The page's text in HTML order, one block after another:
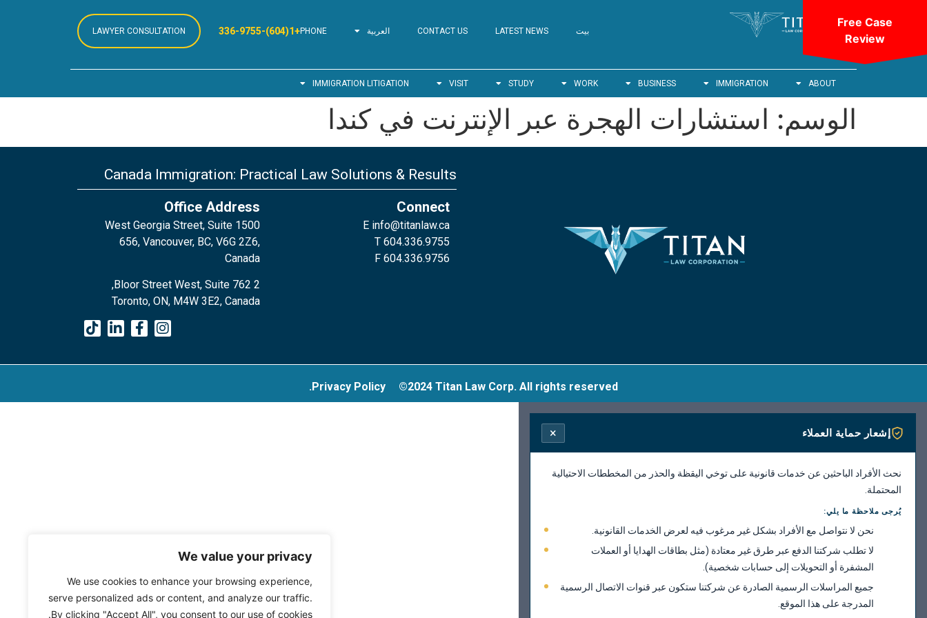
We value your privacy
We use cookies to enhance your browsing experience,
serve personalized ads or content, and analyze our traffic.
By clicking "Accept All", you consent to our use of cookies.
بيت LATEST NEWS
CONTACT US العربية PHONE
+1(604)-336-9755
LAWYER CONSULTATION
ABOUT
IMMIGRATION
BUSINESS
WORK
STUDY
VISIT
IMMIGRATION LITIGATION
الوسم: استشارات الهجرة عبر الإنترنت في كندا
Canada Immigration: Practical Law Solutions & Results
Connect
E info@titanlaw.ca
T 604.336.9755
F 604.336.9756
Office Address
1500 West Georgia Street, Suite
656, Vancouver, BC, V6G 2Z6,
Canada
2 Bloor Street West, Suite 762,
Toronto, ON, M4W 3E2, Canada
Privacy Policy ©2024 Titan Law Corp. All rights reserved.
إشعار حماية العملاء ×
نحث الأفراد الباحثين عن خدمات قانونية على توخي اليقظة والحذر من المخططات الاحتيالية
المحتملة.
يُرجى ملاحظة ما يلي:
نحن لا نتواصل مع الأفراد بشكل غير مرغوب فيه لعرض الخدمات القانونية.
لا تطلب شركتنا الدفع عبر طرق غير معتادة (مثل بطاقات الهدايا أو العملات
المشفرة أو التحويلات إلى حسابات شخصية).
جميع المراسلات الرسمية الصادرة عن شركتنا ستكون عبر قنوات الاتصال الرسمية
المدرجة على هذا الموقع.
Free Case
Review